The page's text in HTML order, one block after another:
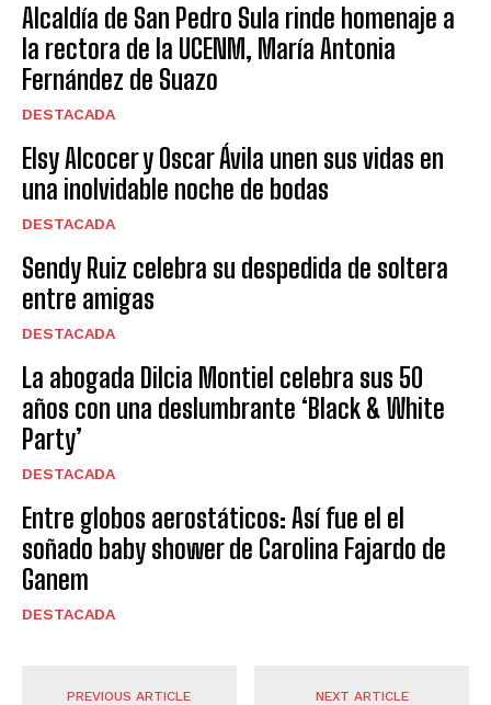
Alcaldía de San Pedro Sula rinde homenaje a
la rectora de la UCENM, María Antonia
Fernández de Suazo
DESTACADA
Elsy Alcocer y Oscar Ávila unen sus vidas en
una inolvidable noche de bodas
DESTACADA
Sendy Ruiz celebra su despedida de soltera
entre amigas
DESTACADA
La abogada Dilcia Montiel celebra sus 50
años con una deslumbrante ‘Black & White
Party’
DESTACADA
Entre globos aerostáticos: Así fue el el
soñado baby shower de Carolina Fajardo de
Ganem
DESTACADA
PREVIOUS ARTICLE NEXT ARTICLE